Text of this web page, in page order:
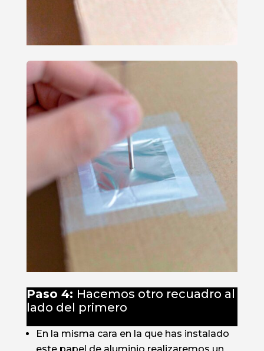
Paso 4: Hacemos otro recuadro al
lado del primero
En la misma cara en la que has instalado
este papel de aluminio realizaremos un